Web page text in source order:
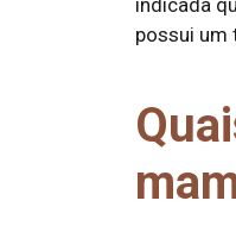
indicada
possui um